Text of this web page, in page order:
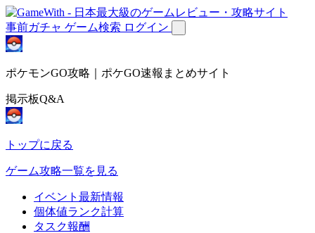
事前ガチャ ゲーム検索 ログイン
ポケモンGO攻略｜ポケGO速報まとめサイト
掲示板Q&A
トップに戻る
ゲーム攻略一覧を見る
イベント最新情報
個体値ランク計算
タスク報酬